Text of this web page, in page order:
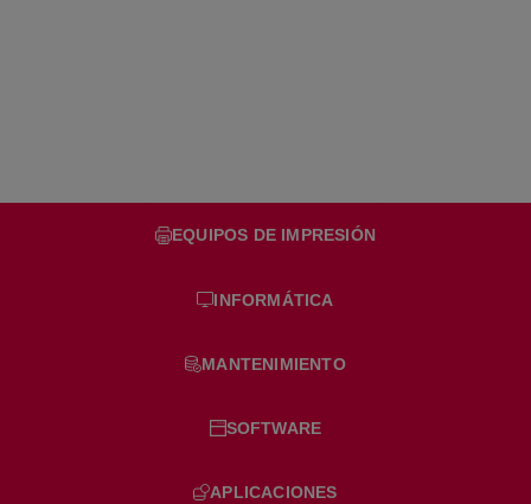
EQUIPOS DE IMPRESIÓN
INFORMÁTICA
MANTENIMIENTO
SOFTWARE
APLICACIONES